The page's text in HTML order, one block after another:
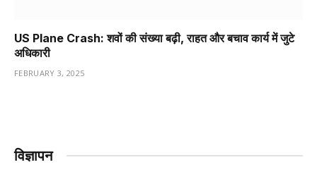
US Plane Crash: शवों की संख्या बढ़ी, राहत और बचाव कार्य में जुटे
अधिकारी
FEBRUARY 3, 2025
विज्ञापन